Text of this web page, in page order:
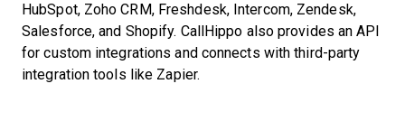
HubSpot, Zoho CRM, Freshdesk, Intercom, Zendesk,
Salesforce, and Shopify. CallHippo also provides an API
for custom integrations and connects with third-party
integration tools like Zapier.